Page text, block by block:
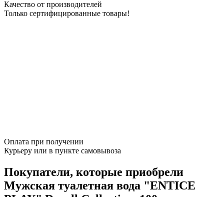
Качество от производителей
Только сертифицированные товары!
Оплата при получении
Курьеру или в пункте самовывоза
Покупатели, которые приобрели
Мужская туалетная вода "ENTICE